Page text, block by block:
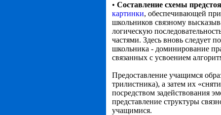
• Составление схемы
картинки, обеспечивающей
школьников связному
логическую
частями. Здесь вновь следует
школьника - доминирование
связанных с усвоением
Предоставление учащимся
трилистника), а затем их
посредством задействования
представление структуры
учащимися.